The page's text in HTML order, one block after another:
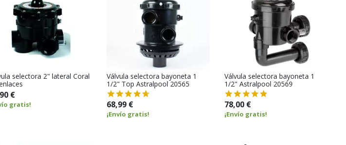
selectora 2" lateral Coral
€
gratis!
Válvula selectora bayoneta 1
1/2" Top Astralpool 20565
68,99 €
¡Envío gratis!
Válvula selectora bayoneta 1
1/2" Astralpool 20569
78,00 €
¡Envío gratis!